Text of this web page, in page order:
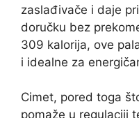
zaslađivače i daje
doručku bez
309 kalorija, ove
i idealne za
Cimet, pored toga
pomaže u regulaciji